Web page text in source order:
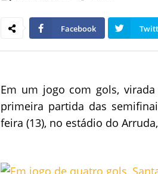
Facebook
Em um jogo com gols,
primeira partida das
feira (13), no estádio do